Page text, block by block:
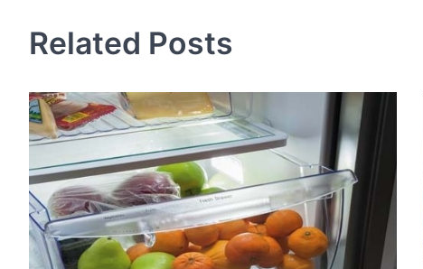
Related Posts